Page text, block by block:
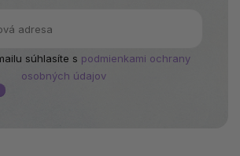
súhlasíte s podmienkami ochrany
osobných údajov